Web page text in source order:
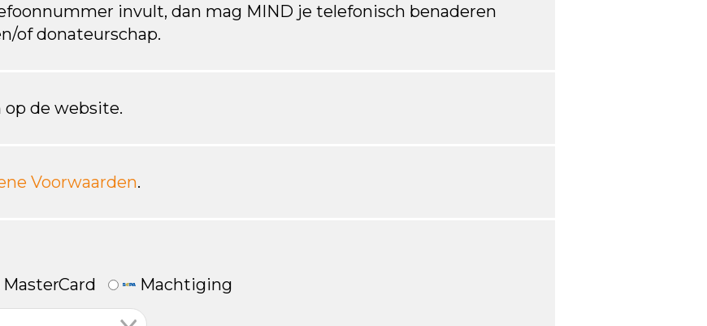
invult, dan mag MIND je telefonisch benaderen
of donateurschap.
de website.
Voorwaarden.
MasterCard Machtiging